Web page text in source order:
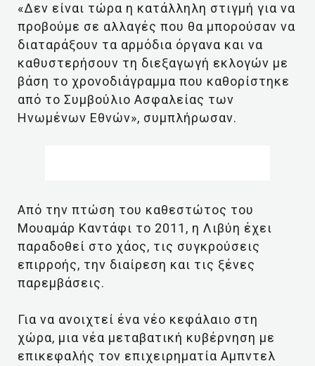
«Δεν είναι τώρα η κατάλληλη στιγμή για να
προβούμε σε αλλαγές που θα μπορούσαν να
διαταράξουν τα αρμόδια όργανα και να
καθυστερήσουν τη διεξαγωγή εκλογών με
βάση το χρονοδιάγραμμα που καθορίστηκε
από το Συμβούλιο Ασφαλείας των
Ηνωμένων Εθνών», συμπλήρωσαν.
Από την πτώση του καθεστώτος του
Μουαμάρ Καντάφι το 2011, η Λιβύη έχει
παραδοθεί στο χάος, τις συγκρούσεις
επιρροής, την διαίρεση και τις ξένες
παρεμβάσεις.
Για να ανοιχτεί ένα νέο κεφάλαιο στη
χώρα, μια νέα μεταβατική κυβέρνηση με
επικεφαλής τον επιχειρηματία Αμπντελ